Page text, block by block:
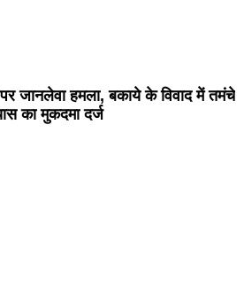
पर जानलेवा हमला, बकाये के विवाद में तमंचे
का मुकदमा दर्ज